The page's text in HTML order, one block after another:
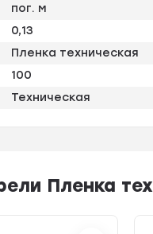
пог. м
0,13
Пленка техническая
100
Техническая
Пленка